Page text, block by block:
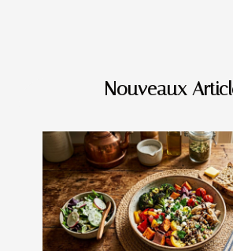
Nouveaux